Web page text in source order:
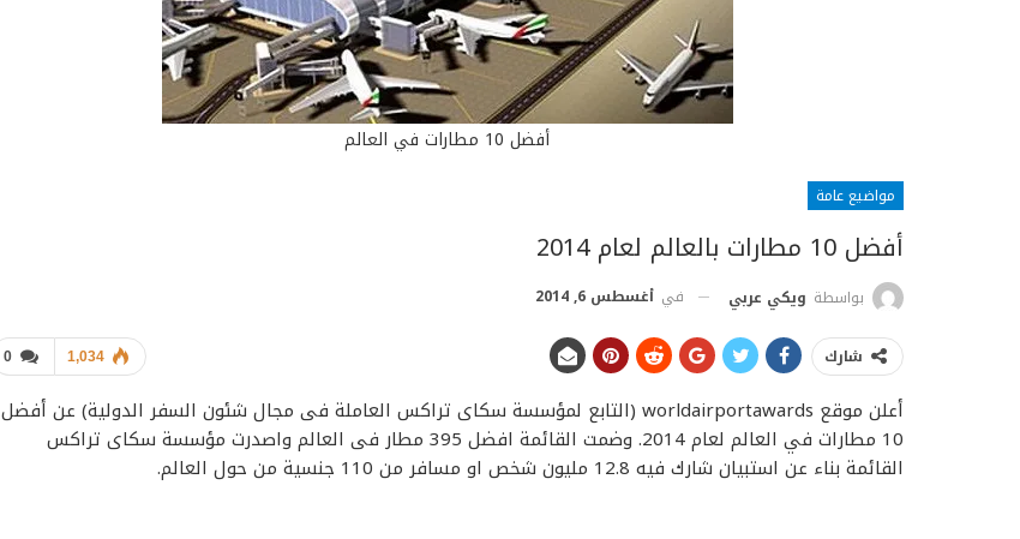
أفضل 10 مطارات في العالم
مواضيع عامة
أفضل 10 مطارات بالعالم لعام 2014
بواسطة ويكي عربي في أغسطس 6, 2014
0 1,034 شارك
أعلن موقع worldairportawards (التابع لمؤسسة سكاى تراكس العاملة فى مجال شئون السفر الدولية) عن أفضل
10 مطارات في العالم لعام 2014. وضمت القائمة افضل 395 مطار فى العالم واصدرت مؤسسة سكاى تراكس
القائمة بناء عن استبيان شارك فيه 12.8 مليون شخص او مسافر من 110 جنسية من حول العالم.